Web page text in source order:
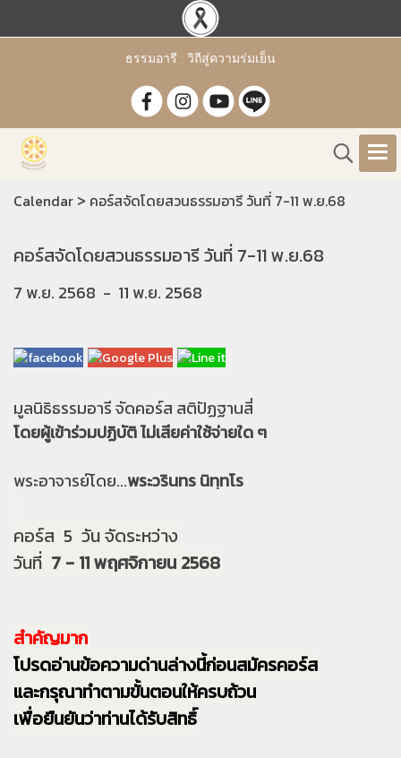
ธรรมอารี : วิถีสู่ความร่มเย็น
Calendar > คอร์สจัดโดยสวนธรรมอารี วันที่ 7-11 พ.ย.68
คอร์สจัดโดยสวนธรรมอารี วันที่ 7-11 พ.ย.68
7 พ.ย. 2568 - 11 พ.ย. 2568
มูลนิธิธรรมอารี จัดคอร์ส สติปัฏฐานสี่
โดยผู้เข้าร่วมปฏิบัติ ไม่เสียค่าใช้จ่ายใด ๆ
พระอาจารย์โดย...พระวรินทร นิทฺทโร
คอร์ส 5 วัน จัดระหว่าง
วันที่ 7 - 11 พฤศจิกายน 2568
สำคัญมาก
โปรดอ่านข้อความด่านล่างนี้ก่อนสมัครคอร์ส
และกรุณาทำตามขั้นตอนให้ครบถ้วน
เพื่อยืนยันว่าท่านได้รับสิทธิ์